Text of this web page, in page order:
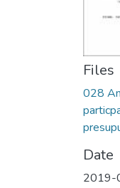
Files
028
Date
2019-